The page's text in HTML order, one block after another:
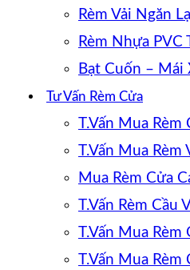
Rèm Vải Ngăn
Rèm Nhựa PVC
Bạt Cuốn – Mái
Tư Vấn Rèm Cửa
T.Vấn Mua Rèm
T.Vấn Mua Rèm
Mua Rèm Cửa
T.Vấn Rèm Cầu
T.Vấn Mua Rèm
T.Vấn Mua Rèm